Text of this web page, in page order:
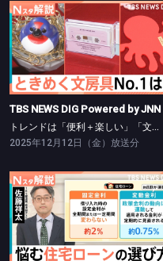
TBS NEWS DIG Powered by JNN
トレンドは「便利＋楽しい」「文具女子アワード」注目は？【Nスタ】
TBS NEWS DIG Powered by JNN
トレンドは「便利＋楽しい」「文具女子アワード」注目は？【Nスタ】
2025年12月12日（金）放送分
TBS NEWS DIG Powered by JNN
｢固定金利｣「変動金利」住宅ローン返済額はどれだけ変わる？【Nスタ】